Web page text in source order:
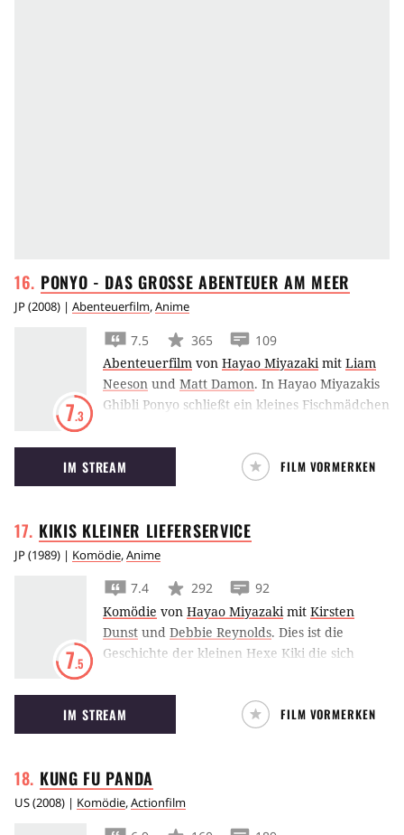
PONYO - DAS GROSSE ABENTEUER AM MEER
JP(2008) | Abenteuerfilm,Anime
7.3
7.5 365
109
Abenteuerfilm von Hayao Miyazakimit Liam
Neeson und Matt Damon. In Hayao Miyazakis
Ghibli Ponyo schließt ein kleines Fischmädchen
benutzt die Zauberkraft ihres Vaters, um sich
in ein menschliches Mädchen zu verwandeln.
IM STREAM FILM VORMERKEN
KIKIS KLEINER LIEFERSERVICE
JP(1989) | Komödie,Anime
7.5
7.4 292
92
Komödie von Hayao Miyazakimit Kirsten
Dunst und Debbie Reynolds. Dies ist die
Geschichte der kleinen Hexe Kiki die sich
schwarzen Kater Jiji aufmacht um ein Jahr
lang alleine an einem anderen Ort zu leben,
damit sie dort ihre Hexenkräfte
Wahlheimat ist eine große Stadt am Meer, wo
sie durch einen glücklichen Zufall bei einer
IM STREAM FILM VORMERKEN
KUNG FU PANDA
US(2008) | Komödie,Actionfilm